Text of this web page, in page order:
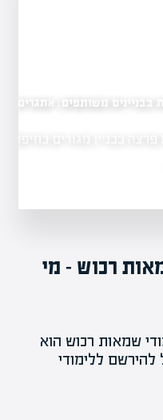
משותפים: אתגרים
מגורים בחיפה,
רכוש – מי
שמאות רכוש הוא
להירשם ללימודי